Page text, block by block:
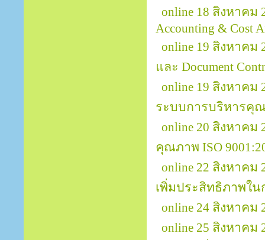
online 18 สิงหาค
Accounting & Cost
online 19 สิงหาคม
และ Document
online 19 สิงหาคม
ระบบการบริหารคุณ
online 20 สิงหาค
คุณภาพ ISO
online 22 สิงหาค
เพิ่มประสิทธิภาพใน
online 24 สิงหาค
online 25 สิงหาคม